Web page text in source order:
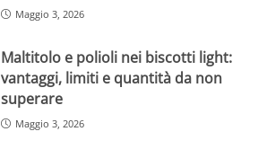
Maggio 3, 2026
Maltitolo e polioli nei biscotti light:
vantaggi, limiti e quantità da non
superare
Maggio 3, 2026